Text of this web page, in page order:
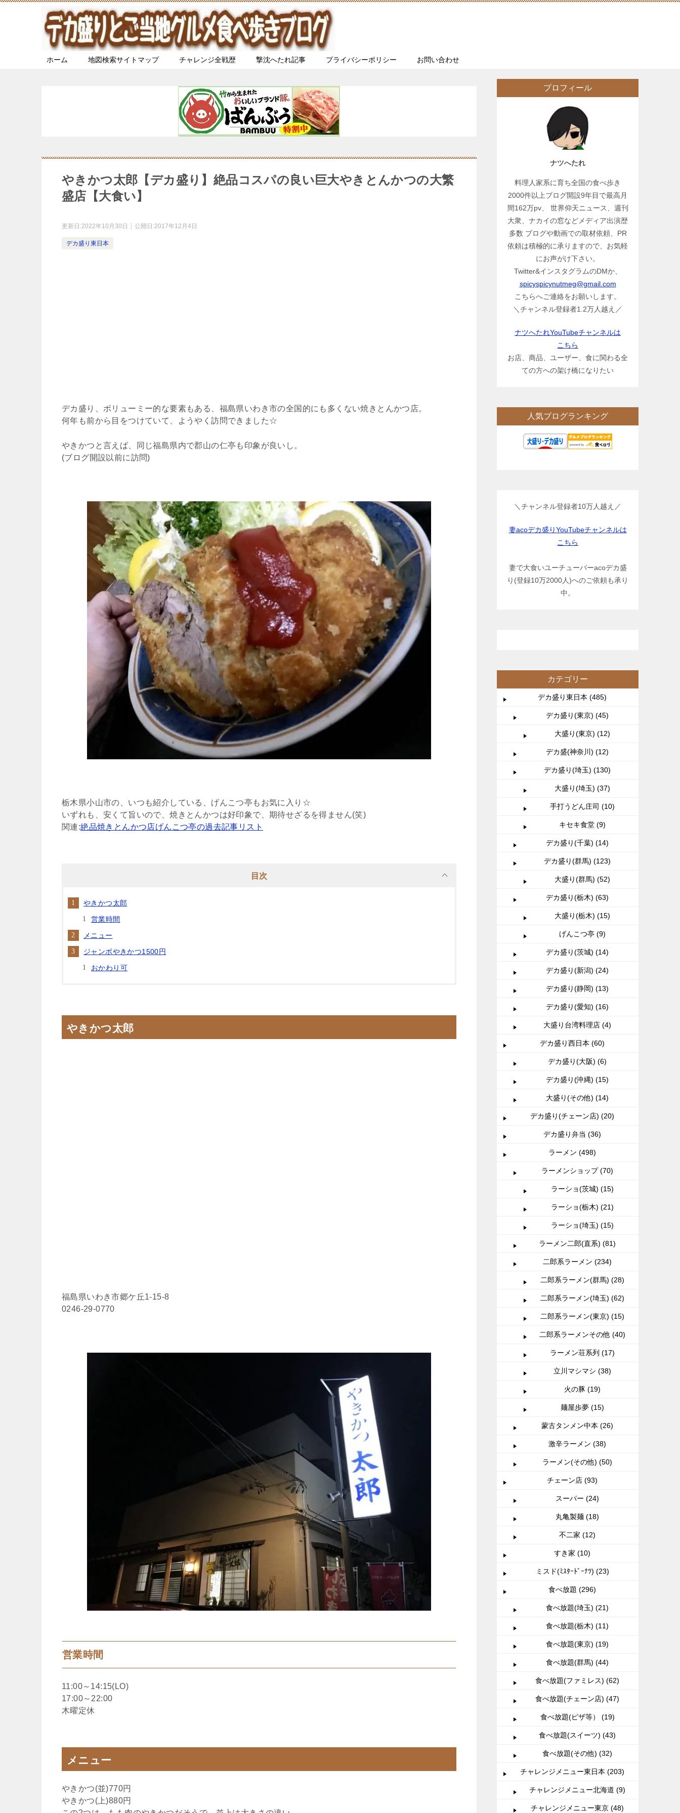
ホーム 地図検索サイトマップ チャレンジ全戦歴 撃沈へたれ記事 プライバシーポリシー お問い合わせ
やきかつ太郎【デカ盛り】絶品コスパの良い巨大やきとんかつの大繁
盛店【大食い】
更新日:2022年10月30日 公開日:2017年12月4日
デカ盛り東日本
デカ盛り、ボリューミー的な要素もある、福島県いわき市の全国的にも多くない焼きとんかつ店。
何年も前から目をつけていて、ようやく訪問できました☆
やきかつと言えば、同じ福島県内で郡山の仁亭も印象が良いし。
(ブログ開設以前に訪問)
栃木県小山市の、いつも紹介している、げんこつ亭もお気に入り☆
いずれも、安くて旨いので、焼きとんかつは好印象で、期待せざるを得ません(笑)
関連:絶品焼きとんかつ店げんこつ亭の過去記事リスト
目次
やきかつ太郎
営業時間
メニュー
ジャンボやきかつ1500円
おかわり可
やきかつ太郎
福島県いわき市郷ケ丘1-15-8
0246-29-0770
営業時間
11:00～14:15(LO)
17:00～22:00
木曜定休
メニュー
やきかつ(並)770円
やきかつ(上)880円
プロフィール
ナツへたれ
料理人家系に育ち全国の食べ歩き
2000件以上ブログ開設9年目で最高月
間162万pv、 世界仰天ニュース、週刊
大衆、ナカイの窓などメディア出演歴
多数 ブログや動画での取材依頼、PR
依頼は積極的に承りますので、お気軽
にお声がけ下さい。
Twitter&インスタグラムのDMか、
spicyspicynutmeg@gmail.com
こちらへご連絡をお願いします。
＼チャンネル登録者1.2万人越え／
ナツへたれYouTubeチャンネルは
こちら
お店、商品、ユーザー、食に関わる全
ての方への架け橋になりたい
人気ブログランキング
＼チャンネル登録者10万人越え／
妻acoデカ盛りYouTubeチャンネルは
こちら
妻で大食いユーチューバーacoデカ盛
り(登録10万2000人)へのご依頼も承り
中。
カテゴリー
デカ盛り東日本 (485)
デカ盛り(東京) (45)
大盛り(東京) (12)
デカ盛(神奈川) (12)
デカ盛り(埼玉) (130)
大盛り(埼玉) (37)
手打うどん庄司 (10)
キセキ食堂 (9)
デカ盛り(千葉) (14)
デカ盛り(群馬) (123)
大盛り(群馬) (52)
デカ盛り(栃木) (63)
大盛り(栃木) (15)
げんこつ亭 (9)
デカ盛り(茨城) (14)
デカ盛り(新潟) (24)
デカ盛り(静岡) (13)
デカ盛り(愛知) (16)
大盛り台湾料理店 (4)
デカ盛り西日本 (60)
デカ盛り(大阪) (6)
デカ盛り(沖縄) (15)
大盛り(その他) (14)
デカ盛り(チェーン店) (20)
デカ盛り弁当 (36)
ラーメン (498)
ラーメンショップ (70)
ラーショ(茨城) (15)
ラーショ(栃木) (21)
ラーショ(埼玉) (15)
ラーメン二郎(直系) (81)
二郎系ラーメン (234)
二郎系ラーメン(群馬) (28)
二郎系ラーメン(埼玉) (62)
二郎系ラーメン(東京) (15)
二郎系ラーメンその他 (40)
ラーメン荘系列 (17)
立川マシマシ (38)
火の豚 (19)
麺屋歩夢 (15)
蒙古タンメン中本 (26)
激辛ラーメン (38)
ラーメン(その他) (50)
チェーン店 (93)
スーパー (24)
丸亀製麺 (18)
不二家 (12)
すき家 (10)
ミスド(ﾐｽﾀｰﾄﾞｰﾅﾂ) (23)
食べ放題 (296)
食べ放題(埼玉) (21)
食べ放題(栃木) (11)
食べ放題(東京) (19)
食べ放題(群馬) (44)
食べ放題(ファミレス) (62)
食べ放題(チェーン店) (47)
食べ放題(ピザ等） (19)
食べ放題(スイーツ) (43)
食べ放題(その他) (32)
チャレンジメニュー東日本 (203)
チャレンジメニュー北海道 (9)
チャレンジメニュー東京 (48)